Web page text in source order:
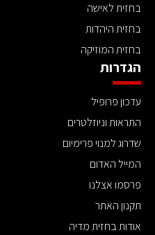
בחזית לאישה
בחזית היהדות
בחזית המוזיקה
הגדרות
עדכון פרופיל
התראות וניוזלטרים
שדרוג למנוי פרימיום
המייל האדום
פרסמו אצלנו
תקנון האתר
אודות בחזית מדיה